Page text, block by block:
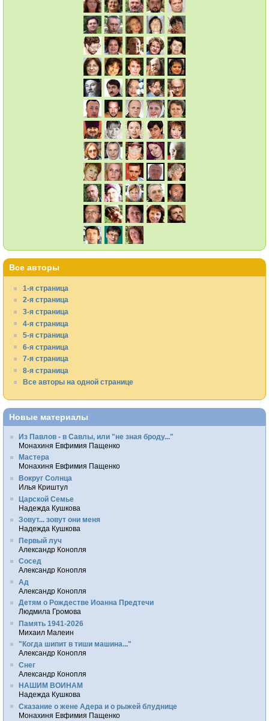
Все авторы
1-я страница
2-я страница
3-я страница
4-я страница
5-я страница
6-я страница
7-я страница
8-я страница
Все авторы на одной странице
Новые материалы
Из Павлов - в Савлы, или "не зная броду..."
Монахиня Евфимия Пащенко
Мастера
Монахиня Евфимия Пащенко
Вокруг Солнца
Илья Криштул
Царской Семье
Надежда Кушкова
Зовут... зовут они меня
Надежда Кушкова
Первый луч
Александр Конопля
Сосед
Александр Конопля
Ад
Александр Конопля
Детям о Рождестве Иоанна Предтечи
Людмила Громова
Память 1941-2026
Михаил Малеин
"Когда шипит в тиши машина..."
Александр Конопля
Снег
Александр Конопля
НАШИМ ВОИНАМ
Надежда Кушкова
Сказание о жене Адера и о рыжей блуднице
Монахиня Евфимия Пащенко